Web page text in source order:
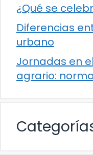
¿Qué se
Diferencias
urbano
Jornadas en
agrario: